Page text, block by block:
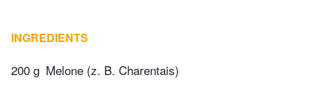
INGREDIENTS
200 g Melone (z. B. Charentais)